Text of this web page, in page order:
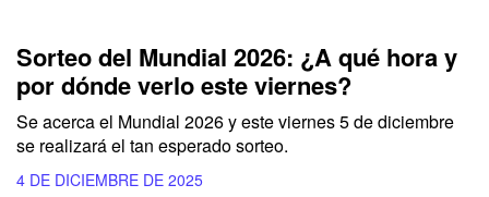
Sorteo del Mundial 2026: ¿A qué hora y
por dónde verlo este viernes?
Se acerca el Mundial 2026 y este viernes 5 de diciembre
se realizará el tan esperado sorteo.
4 DE DICIEMBRE DE 2025